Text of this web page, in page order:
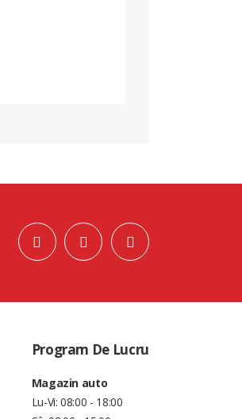
Program De Lucru
Magazin auto
Lu-Vi: 08:00 - 18:00